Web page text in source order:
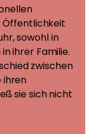
Öffentlichkeit
sowohl in
ihrer Familie.
zwischen
ihren
sie sich nicht